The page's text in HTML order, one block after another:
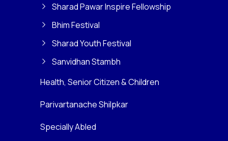
Sharad Pawar Inspire Fellowship
Bhim Festival
Sharad Youth Festival
Sanvidhan Stambh
Health, Senior Citizen & Children
Parivartanache Shilpkar
Specially Abled